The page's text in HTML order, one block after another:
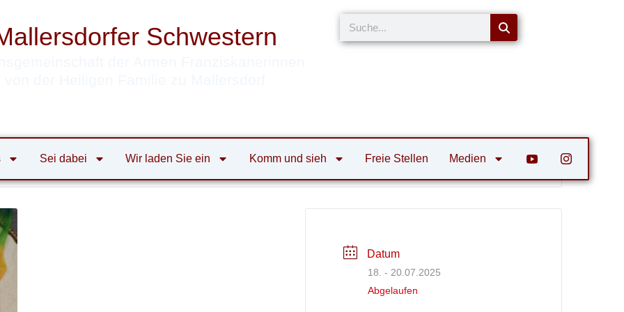
Schwestern
Suche
Sei dabei Wir laden Sie ein Komm und sieh Freie Stellen
Medien
Datum
18. - 20.07.2025
Abgelaufen